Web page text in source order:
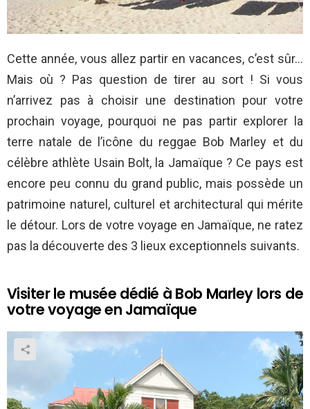
Cette année, vous allez partir en vacances, c’est sûr…
Mais où ? Pas question de tirer au sort ! Si vous
n’arrivez pas à choisir une destination pour votre
prochain voyage, pourquoi ne pas partir explorer la
terre natale de l’icône du reggae Bob Marley et du
célèbre athlète Usain Bolt, la Jamaïque ? Ce pays est
encore peu connu du grand public, mais possède un
patrimoine naturel, culturel et architectural qui mérite
le détour. Lors de votre voyage en Jamaïque, ne ratez
pas la découverte des 3 lieux exceptionnels suivants.
Visiter le musée dédié à Bob Marley lors de
votre voyage en Jamaïque